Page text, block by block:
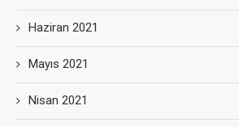
Haziran 2021
Mayıs 2021
Nisan 2021